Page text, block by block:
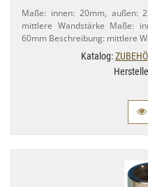
Maße: innen: 20mm, außen:
mittlere Wandstärke Maße:
60mm Beschreibung: mittlere
Katalog: